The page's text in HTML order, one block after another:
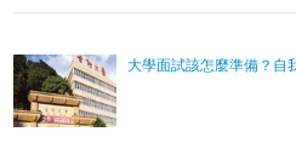
大學面試該怎麼準備？自